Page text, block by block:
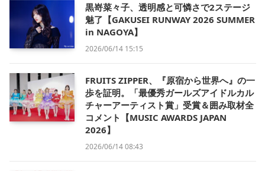
黒嵜菜々子、透明感と可憐さで2ステージ
魅了【GAKUSEI RUNWAY 2026 SUMMER
in NAGOYA】
2026/06/14 15:15
FRUITS ZIPPER、『原宿から世界へ』の一
歩を証明。「最優秀ガールズアイドルカル
チャーアーティスト賞」受賞＆囲み取材全
コメント【MUSIC AWARDS JAPAN
2026】
2026/06/14 08:43